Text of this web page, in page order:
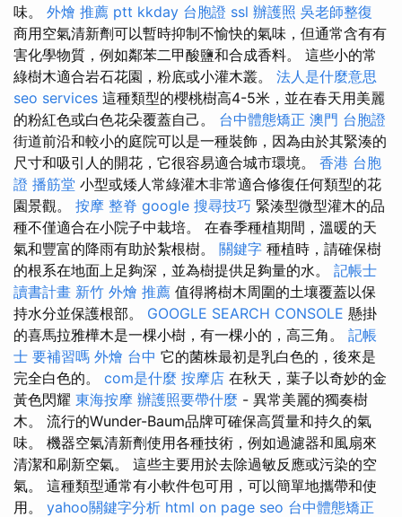
味。 外燴 推薦 ptt kkday 台胞證 ssl 辦護照 吳老師整復
商用空氣清新劑可以暫時抑制不愉快的氣味，但通常含有有
害化學物質，例如鄰苯二甲酸鹽和合成香料。 這些小的常
綠樹木適合岩石花園，粉底或小灌木叢。 法人是什麼意思
seo services 這種類型的櫻桃樹高4-5米，並在春天用美麗
的粉紅色或白色花朵覆蓋自己。 台中體態矯正 澳門 台胞證
街道前沿和較小的庭院可以是一種裝飾，因為由於其緊湊的
尺寸和吸引人的開花，它很容易適合城市環境。 香港 台胞
證 播筋堂 小型或矮人常綠灌木非常適合修復任何類型的花
園景觀。 按摩 整脊 google 搜尋技巧 緊湊型微型灌木的品
種不僅適合在小院子中栽培。 在春季種植期間，溫暖的天
氣和豐富的降雨有助於紮根樹。 關鍵字 種植時，請確保樹
的根系在地面上足夠深，並為樹提供足夠量的水。 記帳士
讀書計畫 新竹 外燴 推薦 值得將樹木周圍的土壤覆蓋以保
持水分並保護根部。 GOOGLE SEARCH CONSOLE 懸掛
的喜馬拉雅樺木是一棵小樹，有一棵小的，高三角。 記帳
士 要補習嗎 外燴 台中 它的菌株最初是乳白色的，後來是
完全白色的。 com是什麼 按摩店 在秋天，葉子以奇妙的金
黃色閃耀 東海按摩 辦護照要帶什麼 - 異常美麗的獨奏樹
木。 流行的Wunder-Baum品牌可確保高質量和持久的氣
味。 機器空氣清新劑使用各種技術，例如過濾器和風扇來
清潔和刷新空氣。 這些主要用於去除過敏反應或污染的空
氣。 這種類型通常有小軟件包可用，可以簡單地攜帶和使
用。 yahoo關鍵字分析 html on page seo 台中體態矯正